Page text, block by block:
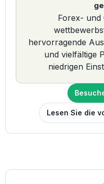
Forex- und
hervorragende
und vielfältige
niedrigen
Lesen Sie die